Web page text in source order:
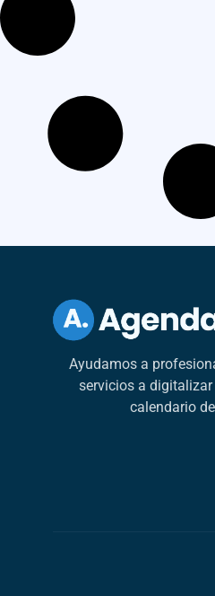
Ayudamos a
servicios a
calendario